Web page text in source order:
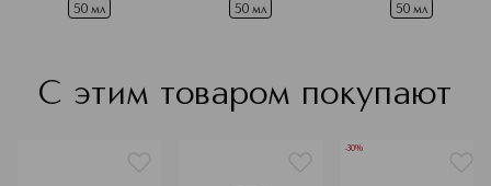
50 мл 50 мл 50 мл
С этим товаром покупают
-30%